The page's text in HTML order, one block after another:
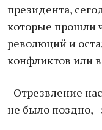
президента,
которые прошли
революций и
конфликтов или
- Отрезвление
не было поздно,